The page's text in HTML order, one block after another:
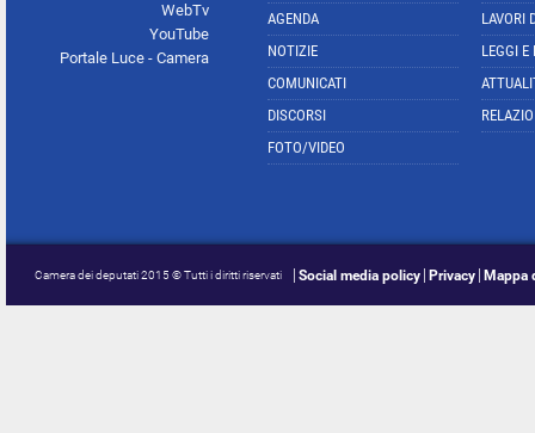
WebTv
YouTube
Portale Luce - Camera
AGENDA
NOTIZIE
COMUNICATI
DISCORSI
FOTO/VIDEO
LAVORI
LEGGI E
Camera dei deputati 2015 © Tutti i diritti riservati Social media policy Privacy Mappa